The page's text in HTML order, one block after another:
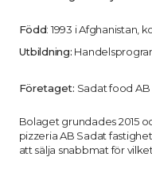
Född: 1993 i Afghanistan,
Utbildning:
Företaget: Sadat food AB
Bolaget grundades 2015
pizzeria AB Sadat
att sälja snabbmat för